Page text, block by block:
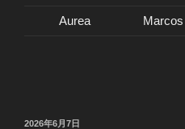
Aurea
投
2026年6月7日